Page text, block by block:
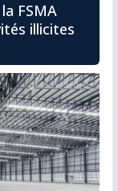
FSMA
illicites